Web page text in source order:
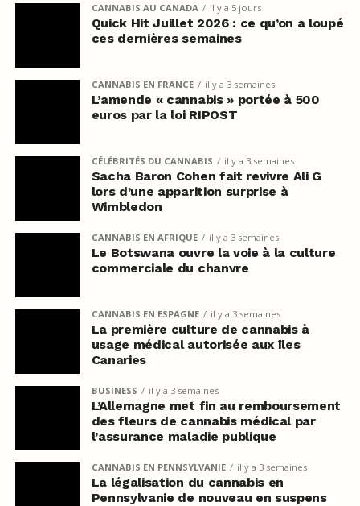
CANNABIS AU CANADA il y a 5 jours
Quick Hit Juillet 2026 : ce qu’on a loupé
ces dernières semaines
CANNABIS EN FRANCE il y a 3 semaines
L’amende « cannabis » portée à 500
euros par la loi RIPOST
CÉLÉBRITÉS DU CANNABIS il y a 3 semaines
Sacha Baron Cohen fait revivre Ali G
lors d’une apparition surprise à
Wimbledon
CANNABIS EN AFRIQUE il y a 3 semaines
Le Botswana ouvre la voie à la culture
commerciale du chanvre
CANNABIS EN ESPAGNE il y a 3 semaines
La première culture de cannabis à
usage médical autorisée aux îles
Canaries
BUSINESS il y a 3 semaines
L’Allemagne met fin au remboursement
des fleurs de cannabis médical par
l’assurance maladie publique
CANNABIS EN PENNSYLVANIE il y a 3 semaines
La légalisation du cannabis en
Pennsylvanie de nouveau en suspens